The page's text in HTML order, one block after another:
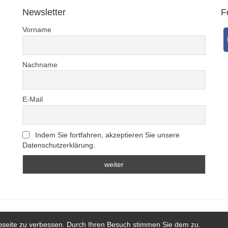
zu verbessen. Durch Ihren Besuch stimmen Sie dem zu.
Newsletter
Vorname
Nachname
E-Mail
Indem Sie fortfahren, akzeptieren Sie unsere
Datenschutzerklärung.